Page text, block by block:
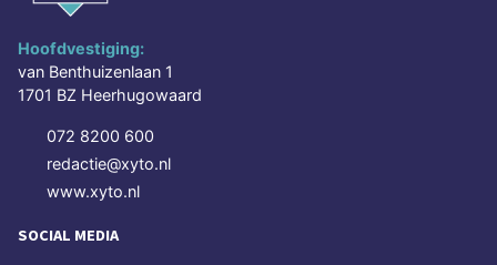
Hoofdvestiging:
van Benthuizenlaan 1
1701 BZ Heerhugowaard
072 8200 600
redactie@xyto.nl
www.xyto.nl
SOCIAL MEDIA